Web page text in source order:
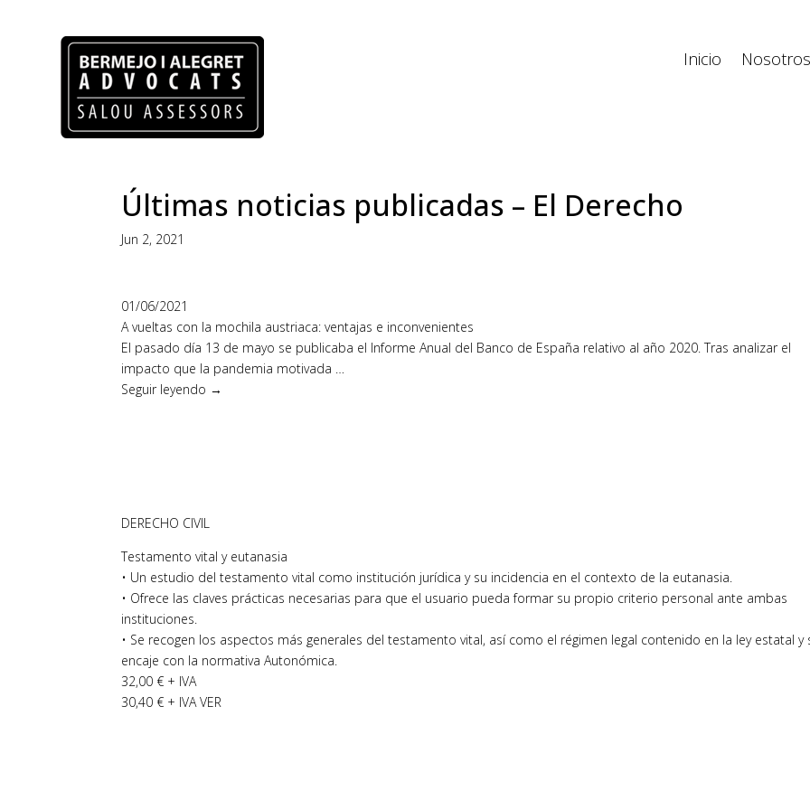
Inicio Nosotros
Últimas noticias publicadas – El Derecho
Jun 2, 2021
01/06/2021
A vueltas con la mochila austriaca: ventajas e inconvenientes
El pasado día 13 de mayo se publicaba el Informe Anual del Banco de España relativo al año 2020. Tras analizar el
impacto que la pandemia motivada …
Seguir leyendo →
DERECHO CIVIL
Testamento vital y eutanasia
• Un estudio del testamento vital como institución jurídica y su incidencia en el contexto de la eutanasia.
• Ofrece las claves prácticas necesarias para que el usuario pueda formar su propio criterio personal ante ambas
instituciones.
• Se recogen los aspectos más generales del testamento vital, así como el régimen legal contenido en la ley estatal y
encaje con la normativa Autonómica.
32,00 € + IVA
30,40 € + IVA VER